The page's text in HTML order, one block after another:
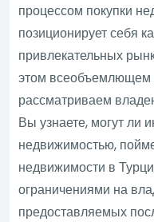
процессом покупки
позиционирует себя
привлекательных
этом всеобъемлющем
рассматриваем
Вы узнаете, могут ли
недвижимостью,
недвижимости в
ограничениями на
предоставляемых